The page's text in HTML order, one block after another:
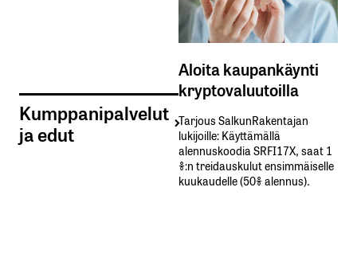
Kumppanipalvelut
ja edut
Aloita kaupankäynti
kryptovaluutoilla
Tarjous SalkunRakentajan
lukijoille: Käyttämällä​ ​
alennuskoodia​ ​SRFI17X,​ ​saat​ ​1
%:n treidauskulut​ ​ensimmäiselle​ ​
kuukaudelle​ ​(50%​ ​alennus).